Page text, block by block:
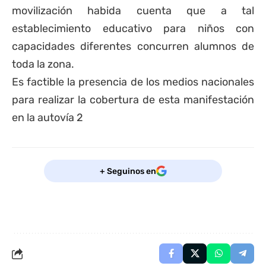
movilización habida cuenta que a tal
establecimiento educativo para niños con
capacidades diferentes concurren alumnos de
toda la zona.
Es factible la presencia de los medios nacionales
para realizar la cobertura de esta manifestación
en la autovía 2
+ Seguinos en